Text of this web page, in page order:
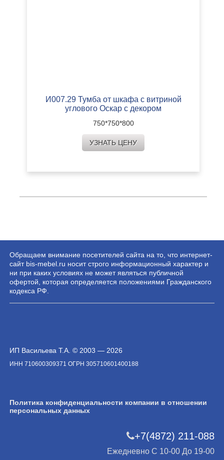
И007.29 Тумба от шкафа с витриной
углового Оскар с декором
750*750*800
УЗНАТЬ ЦЕНУ
Обращаем внимание посетителей сайта на то, что интернет-
сайт bis-mebel.ru носит строго информационный характер и
ни при каких условиях не может являться публичной
офертой, которая определяется положениями Гражданского
кодекса РФ.
ИП Васильева Т.А. © 2003 — 2026
ИНН 710600309371 ОГРН 305710601400188
Политика конфиденциальности компании в отношении
персональных данных
+7(4872) 211-088
Ежедневно С 10-00 До 19-00